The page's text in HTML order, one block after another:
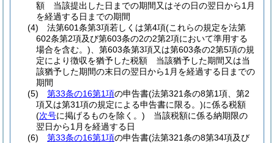
額 当該提出した日までの期間又はその日の翌日から1月
を経過する日までの期間
(4)
法第601条第3項若しくは第4項(これらの規定を法第
602条第2項及び第603条の2の2第2項において準用する
場合を含む。) 、第603条第3項又は第603条の2第5項の規
定により徴収を猶予した税額 当該猶予した期間又は当
該猶予した期間の末日の翌日から1月を経過する日までの
期間
(5)
第33条の16第1項の申告書(法第321条の8第1項、第2
項又は第31項の規定による申告書に限る。)に係る税額
(次号に掲げるものを除く。) 当該税額に係る納期限の
翌日から1月を経過する日
(6)
第33条の16第1項の申告書(法第321条の8第34項及び